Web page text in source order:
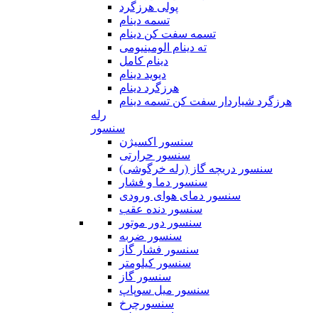
پولی هرزگرد
تسمه دینام
تسمه سفت کن دینام
ته دینام الومینیومی
دینام کامل
دیوید دینام
هرزگرد دینام
هرزگرد شیاردار سفت کن تسمه دینام
رله
سنسور
سنسور اکسیژن
سنسور حرارتی
سنسور دریچه گاز (رله خرگوشی)
سنسور دما و فشار
سنسور دمای هوای ورودی
سنسور دنده عقب
سنسور دور موتور
سنسور ضربه
سنسور فشار گاز
سنسور کیلومتر
سنسور گاز
سنسور میل سوپاپ
سنسورچرخ